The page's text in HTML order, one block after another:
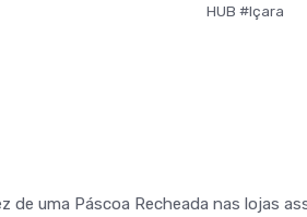
HUB #Içara
de uma Páscoa Recheada nas lojas